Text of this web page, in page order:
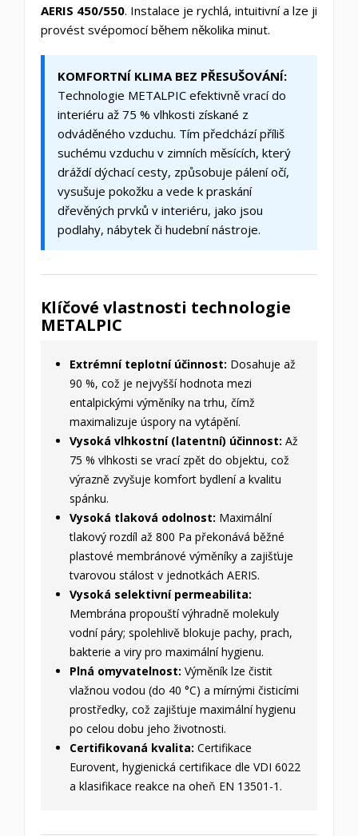
AERIS 450/550. Instalace je rychlá, intuitivní a lze ji
provést svépomocí během několika minut.
KOMFORTNÍ KLIMA BEZ PŘESUŠOVÁNÍ:
Technologie METALPIC efektivně vrací do
interiéru až 75 % vlhkosti získané z
odváděného vzduchu. Tím předchází příliš
suchému vzduchu v zimních měsících, který
dráždí dýchací cesty, způsobuje pálení očí,
vysušuje pokožku a vede k praskání
dřevěných prvků v interiéru, jako jsou
podlahy, nábytek či hudební nástroje.
Klíčové vlastnosti technologie
METALPIC
Extrémní teplotní účinnost: Dosahuje až
90 %, což je nejvyšší hodnota mezi
entalpickými výměníky na trhu, čímž
maximalizuje úspory na vytápění.
Vysoká vlhkostní (latentní) účinnost: Až
75 % vlhkosti se vrací zpět do objektu, což
výrazně zvyšuje komfort bydlení a kvalitu
spánku.
Vysoká tlaková odolnost: Maximální
tlakový rozdíl až 800 Pa překonává běžné
plastové membránové výměníky a zajišťuje
tvarovou stálost v jednotkách AERIS.
Vysoká selektivní permeabilita:
Membrána propouští výhradně molekuly
vodní páry; spolehlivě blokuje pachy, prach,
bakterie a viry pro maximální hygienu.
Plná omyvatelnost: Výměník lze čistit
vlažnou vodou (do 40 °C) a mírnými čisticími
prostředky, což zajišťuje maximální hygienu
po celou dobu jeho životnosti.
Certifikovaná kvalita: Certifikace
Eurovent, hygienická certifikace dle VDI 6022
a klasifikace reakce na oheň EN 13501-1.